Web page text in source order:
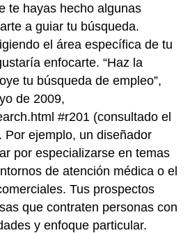
te hayas hecho algunas
a guiar tu búsqueda.
el área específica de tu
enfocarte. “Haz la
tu búsqueda de empleo”,
de 2009,
#r201 (consultado el
Por ejemplo, un diseñador
por especializarse en temas
de atención médica o el
Tus prospectos
que contraten personas con
y enfoque particular.